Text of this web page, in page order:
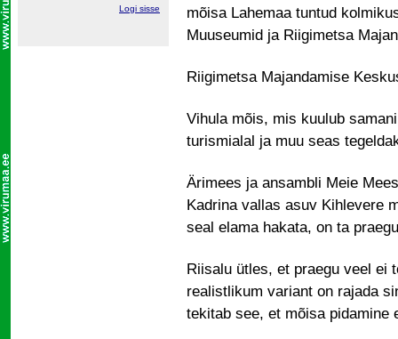
mõisa Lahemaa tuntud
Muuseumid ja Riigimetsa
Riigimetsa Majandamise
Vihula mõis, mis kuulub
turismialal ja muu seas
Ärimees ja ansambli Meie
Kadrina vallas asuv Kihlevere
seal elama hakata, on ta
Riisalu ütles, et praegu veel ei
realistlikum variant on rajada
tekitab see, et mõisa pidamine
Logi sisse